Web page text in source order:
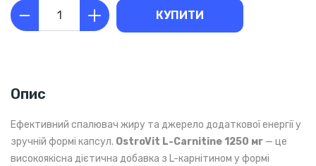
КУПИТИ
Опис
Ефективний спалювач жиру та джерело додаткової енергії у
зручній формі капсул. OstroVit L-Carnitine 1250 мг — це
високоякісна дієтична добавка з L-карнітином у формі